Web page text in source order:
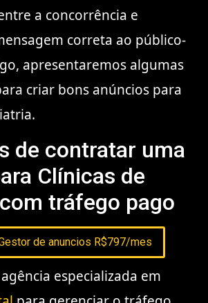
a concorrência e
correta ao público-
apresentaremos algumas
criar bons anúncios para
de contratar uma
Clínicas de
tráfego pago
de anuncios R$797/mes
especializada em